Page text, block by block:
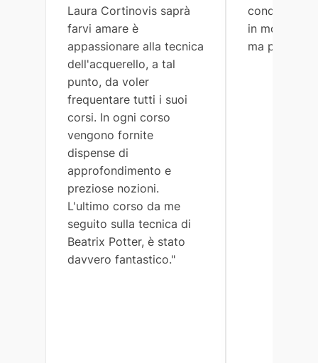
Laura Cortinovis saprà
farvi amare è
appassionare alla tecnica
dell'acquerello, a tal
punto, da voler
frequentare tutti i suoi
corsi. In ogni corso
vengono fornite
dispense di
approfondimento e
preziose nozioni.
L'ultimo corso da me
seguito sulla tecnica di
Beatrix Potter, è stato
davvero fantastico."
in modo
ma preciso."